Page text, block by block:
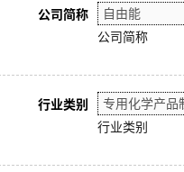
公司简称
公司简称
行业类别
行业类别